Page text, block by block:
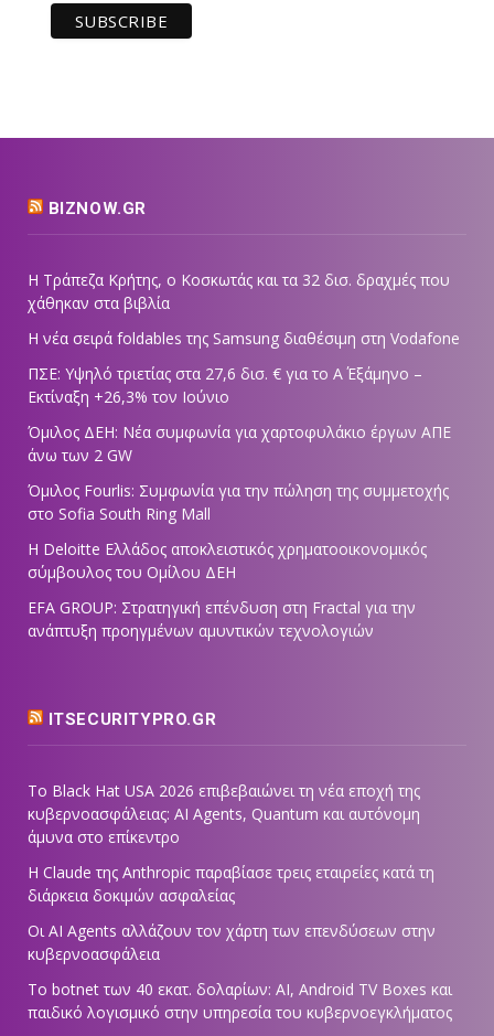
BIZNOW.GR
Η Τράπεζα Κρήτης, ο Κοσκωτάς και τα 32 δισ. δραχμές που
χάθηκαν στα βιβλία
Η νέα σειρά foldables της Samsung διαθέσιμη στη Vodafone
ΠΣΕ: Υψηλό τριετίας στα 27,6 δισ. € για το Α΄ Εξάμηνο –
Εκτίναξη +26,3% τον Ιούνιο
Όμιλος ΔΕΗ: Νέα συμφωνία για χαρτοφυλάκιο έργων ΑΠΕ
άνω των 2 GW
Όμιλος Fourlis: Συμφωνία για την πώληση της συμμετοχής
στο Sofia South Ring Mall
Η Deloitte Ελλάδος αποκλειστικός χρηματοοικονομικός
σύμβουλος του Ομίλου ΔΕΗ
EFA GROUP: Στρατηγική επένδυση στη Fractal για την
ανάπτυξη προηγμένων αμυντικών τεχνολογιών
ITSECURITYPRO.GR
Το Black Hat USA 2026 επιβεβαιώνει τη νέα εποχή της
κυβερνοασφάλειας: AI Agents, Quantum και αυτόνομη
άμυνα στο επίκεντρο
Η Claude της Anthropic παραβίασε τρεις εταιρείες κατά τη
διάρκεια δοκιμών ασφαλείας
Οι AI Agents αλλάζουν τον χάρτη των επενδύσεων στην
κυβερνοασφάλεια
Το botnet των 40 εκατ. δολαρίων: AI, Android TV Boxes και
παιδικό λογισμικό στην υπηρεσία του κυβερνοεγκλήματος